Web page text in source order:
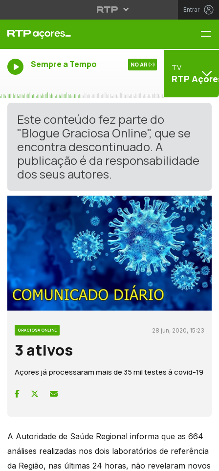
Entrar
Sempre a Tempo NO AR TV
RTP
Este conteúdo fez parte do
"Blogue Graciosa Online", que se
encontra descontinuado. A
publicação é da responsabilidade
dos seus autores.
GRACIOSA ONLINE 28 jun, 2020, 15:23
3 ativos
Açores já processaram mais de 35 mil testes à covid-19
A Autoridade de Saúde Regional informa que as 664
análises realizadas nos dois laboratórios de referência
da Região, nas últimas 24 horas, não revelaram novos